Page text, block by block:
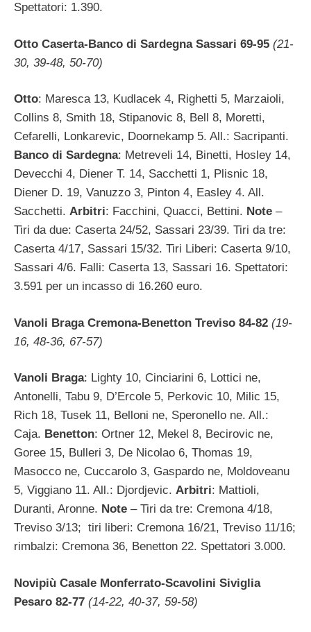
Spettatori: 1.390.
Otto Caserta-Banco di Sardegna Sassari 69-95 (21-
30, 39-48, 50-70)
Otto: Maresca 13, Kudlacek 4, Righetti 5, Marzaioli,
Collins 8, Smith 18, Stipanovic 8, Bell 8, Moretti,
Cefarelli, Lonkarevic, Doornekamp 5. All.: Sacripanti.
Banco di Sardegna: Metreveli 14, Binetti, Hosley 14,
Devecchi 4, Diener T. 14, Sacchetti 1, Plisnic 18,
Diener D. 19, Vanuzzo 3, Pinton 4, Easley 4. All.
Sacchetti. Arbitri: Facchini, Quacci, Bettini. Note –
Tiri da due: Caserta 24/52, Sassari 23/39. Tiri da tre:
Caserta 4/17, Sassari 15/32. Tiri Liberi: Caserta 9/10,
Sassari 4/6. Falli: Caserta 13, Sassari 16. Spettatori:
3.591 per un incasso di 16.260 euro.
Vanoli Braga Cremona-Benetton Treviso 84-82 (19-
16, 48-36, 67-57)
Vanoli Braga: Lighty 10, Cinciarini 6, Lottici ne,
Antonelli, Tabu 9, D’Ercole 5, Perkovic 10, Milic 15,
Rich 18, Tusek 11, Belloni ne, Speronello ne. All.:
Caja. Benetton: Ortner 12, Mekel 8, Becirovic ne,
Goree 15, Bulleri 3, De Nicolao 6, Thomas 19,
Masocco ne, Cuccarolo 3, Gaspardo ne, Moldoveanu
5, Viggiano 11. All.: Djordjevic. Arbitri: Mattioli,
Duranti, Aronne. Note – Tiri da tre: Cremona 4/18,
Treviso 3/13; tiri liberi: Cremona 16/21, Treviso 11/16;
rimbalzi: Cremona 36, Benetton 22. Spettatori 3.000.
Novipiù Casale Monferrato-Scavolini Siviglia
Pesaro 82-77 (14-22, 40-37, 59-58)